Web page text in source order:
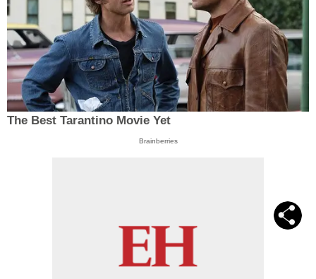
The Best Tarantino Movie Yet
Brainberries